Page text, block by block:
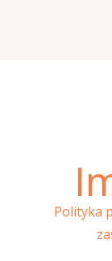
Polityka